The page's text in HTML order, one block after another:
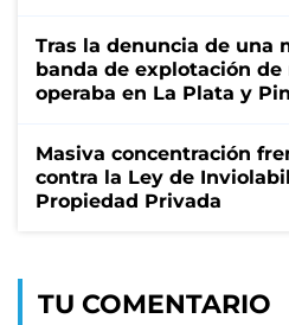
Tras la denuncia de una
banda de explotación
operaba en La Plata y
Masiva concentración
contra la Ley de
Propiedad Privada
TU COMENTARIO